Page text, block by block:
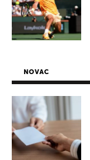
NOVAC